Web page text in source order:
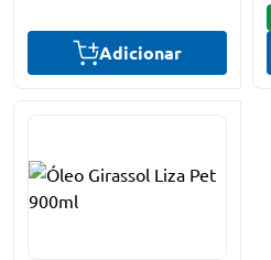
Adicionar